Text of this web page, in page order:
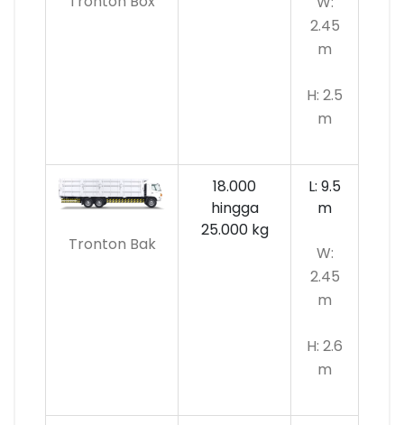
2.45
m
H: 2.5
m
Tronton Bak
18.000
hingga
25.000 kg
L: 9.5
m
W:
2.45
m
H: 2.6
m